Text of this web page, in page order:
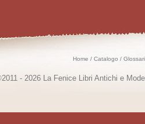
Home / Catalogo /
- 2026 La Fenice Libri Antichi e